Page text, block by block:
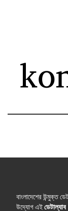
বাংলাদেশের উন্মুক্ত
উদ্যোগ এইডেটাল্যাব